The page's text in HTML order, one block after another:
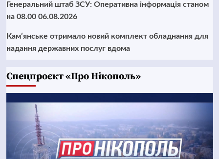
Генеральний штаб ЗСУ: Оперативна інформація станом
на 08.00 06.08.2026
Кам’янське отримало новий комплект обладнання для
надання державних послуг вдома
Cпецпроєкт «Про Нікополь»